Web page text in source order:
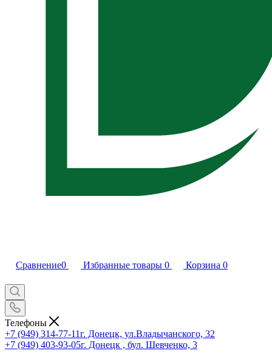
Сравнение0 Избранные товары 0 Корзина 0
Телефоны
+7 (949) 314-77-11г. Донецк, ул.Владычанского, 32
+7 (949) 403-93-05г. Донецк , бул. Шевченко, 3